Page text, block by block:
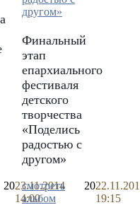
2023.11.2014
14:00
Финальный
этап
епархиального
фестиваля
детского
творчества
«Поделись
радостью с
другом»
смотреть
альбом
20
19:15